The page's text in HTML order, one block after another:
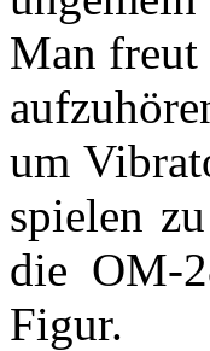
Man freut
um
spielen
die OM-
Figur.